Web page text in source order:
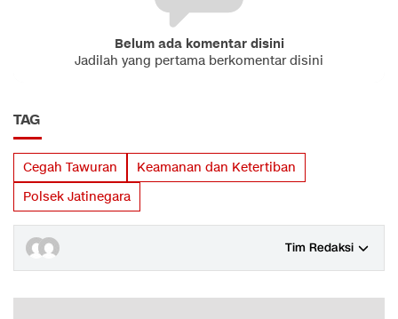
Belum ada komentar disini
Jadilah yang pertama berkomentar disini
TAG
Cegah Tawuran
Keamanan dan Ketertiban
Polsek Jatinegara
Tim Redaksi